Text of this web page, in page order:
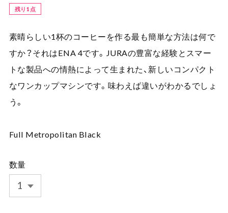
残り1点
素晴らしい1杯のコーヒーを作る最も簡単な方法は何で
すか？それはENA 4です。JURAの豊富な経験とスマー
トな製品への情熱によって生まれた、新しいコンパクト
なワンカップマシンです。味わえば違いがわかるでしょ
う。
Full Metropolitan Black
数量